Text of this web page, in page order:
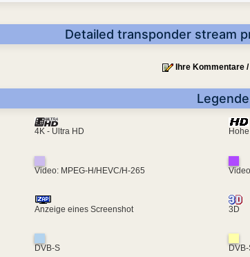
Detailed transponder stream
Ihre Kommentare
Legende
4K - Ultra HD
Video: MPEG-H/HEVC/H-265
Anzeige eines Screenshot 3D
DVB-S